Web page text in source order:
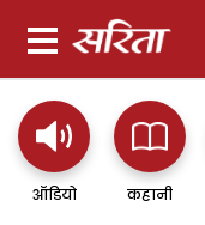
ऑडियो कहानी